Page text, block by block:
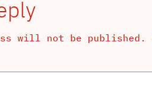
will not be published.